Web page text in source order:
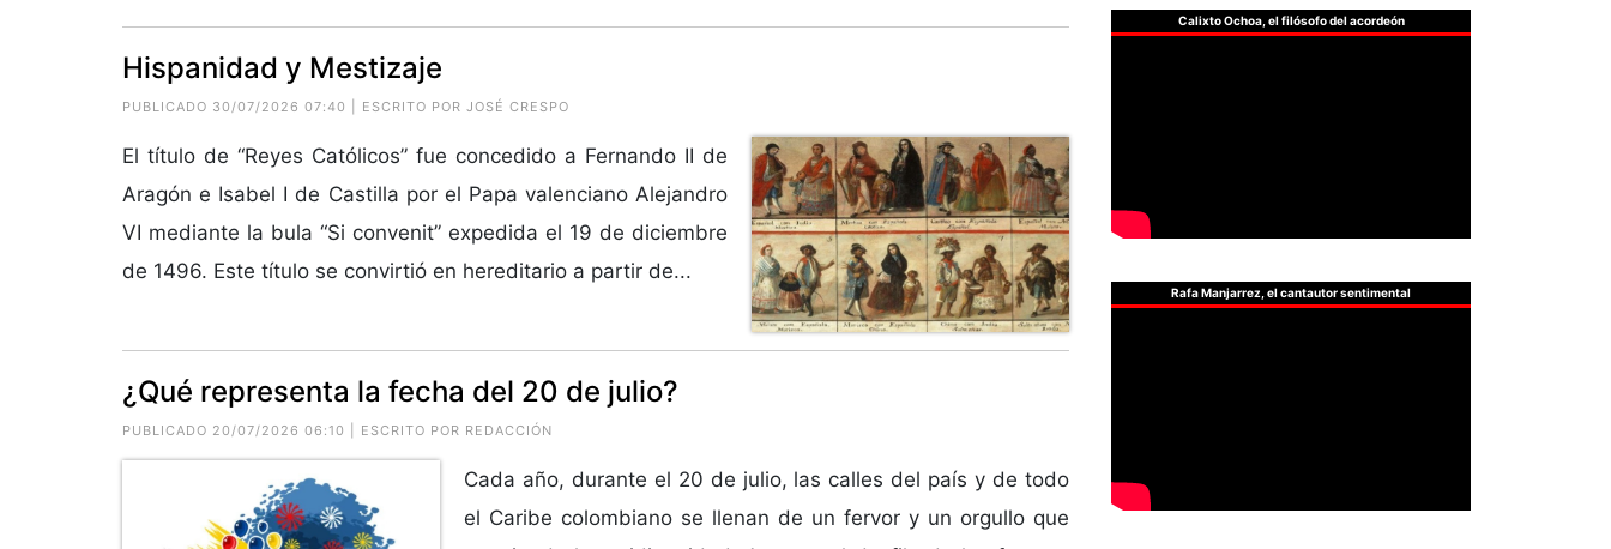
Hispanidad y Mestizaje
PUBLICADO 30/07/2026 07:40 | ESCRITO POR JOSÉ CRESPO
El título de “Reyes Católicos” fue concedido a Fernando II de
Aragón e Isabel I de Castilla por el Papa valenciano Alejandro
VI mediante la bula “Si convenit” expedida el 19 de diciembre
de 1496. Este título se convirtió en hereditario a partir de...
¿Qué representa la fecha del 20 de julio?
PUBLICADO 20/07/2026 06:10 | ESCRITO POR REDACCIÓN
Cada año, durante el 20 de julio, las calles del país y de todo
el Caribe colombiano se llenan de un fervor y un orgullo que
Calixto Ochoa, el filósofo del acordeón
Rafa Manjarrez, el cantautor sentimental